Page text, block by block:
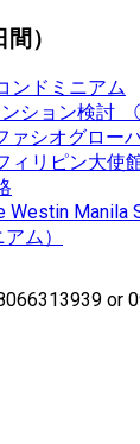
）
ンドミニアム
ション検討
ァシオグロー
ィリピン大使
Westin Manila
ム）
or